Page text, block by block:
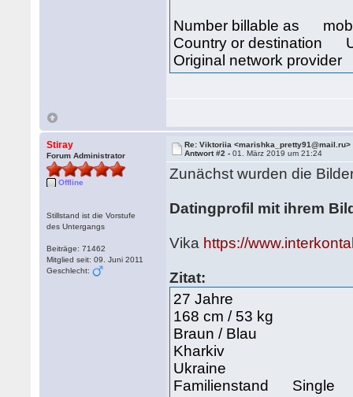
Number billable as
Country or destination
Original network
Stiray
Forum Administrator
Offline
Stillstand ist die Vorstufe
des Untergangs
Beiträge: 71462
Mitglied seit: 09. Juni 2011
Geschlecht:
Re: Viktoriia <marishka_pretty91@mail.ru>
Antwort #2 -01. März 2019 um 21:24
Zunächst wurden die
Datingprofil mit ihrem
Vika https://
Zitat:
27 Jahre
168 cm / 53 kg
Braun / Blau
Kharkiv
Ukraine
Familienstand Single